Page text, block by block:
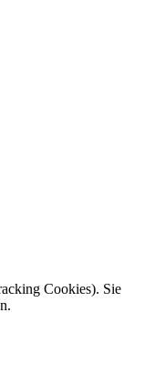
Cookies). Sie